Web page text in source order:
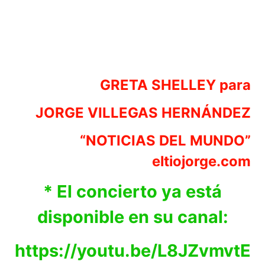
GRETA SHELLEY para
JORGE VILLEGAS HERNÁNDEZ
“NOTICIAS DEL MUNDO”
eltiojorge.com
* El concierto ya está
disponible en su canal:
https://youtu.be/L8JZvmvtE